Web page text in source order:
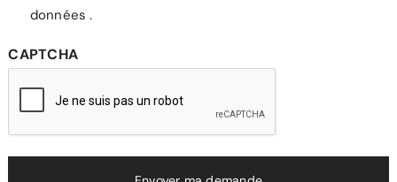
données .
CAPTCHA